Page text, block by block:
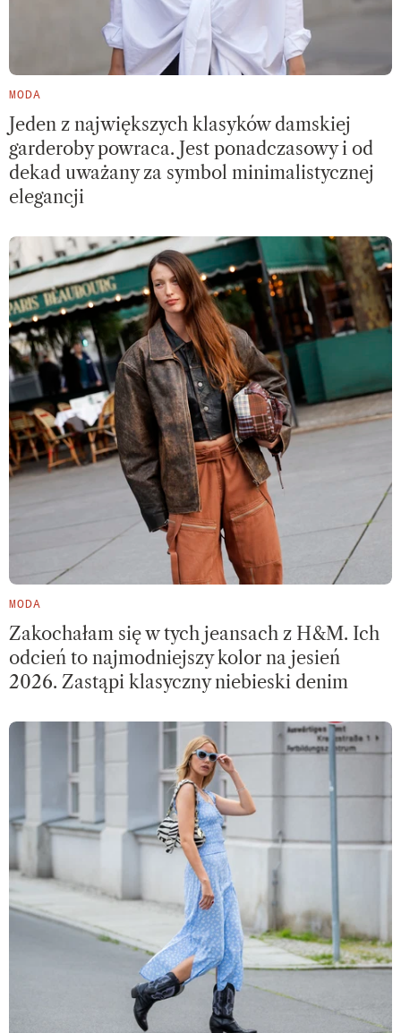
MODA
Jeden z największych klasyków damskiej
garderoby powraca. Jest ponadczasowy i od
dekad uważany za symbol minimalistycznej
elegancji
MODA
Zakochałam się w tych jeansach z H&M. Ich
odcień to najmodniejszy kolor na jesień
2026. Zastąpi klasyczny niebieski denim